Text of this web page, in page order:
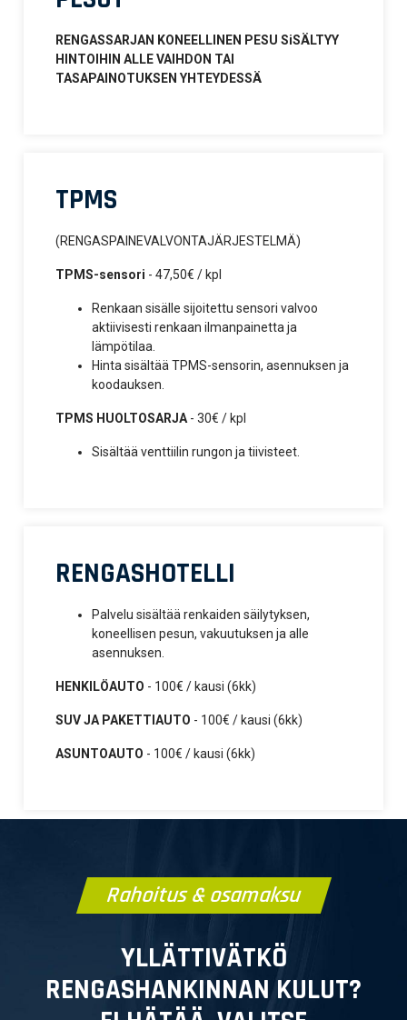
RENGASSARJAN KONEELLINEN PESU SiSÄLTYY
HINTOIHIN ALLE VAIHDON TAI
TASAPAINOTUKSEN YHTEYDESSÄ
TPMS
(RENGASPAINEVALVONTAJÄRJESTELMÄ)
TPMS-sensori - 47,50€ / kpl
Renkaan sisälle sijoitettu sensori valvoo
aktiivisesti renkaan ilmanpainetta ja
lämpötilaa.
Hinta sisältää TPMS-sensorin, asennuksen ja
koodauksen.
TPMS HUOLTOSARJA - 30€ / kpl
Sisältää venttiilin rungon ja tiivisteet.
RENGASHOTELLI
Palvelu sisältää renkaiden säilytyksen,
koneellisen pesun, vakuutuksen ja alle
asennuksen.
HENKILÖAUTO - 100€ / kausi (6kk)
SUV JA PAKETTIAUTO - 100€ / kausi (6kk)
ASUNTOAUTO - 100€ / kausi (6kk)
Rahoitus & osamaksu
YLLÄTTIVÄTKÖ
RENGASHANKINNAN KULUT?